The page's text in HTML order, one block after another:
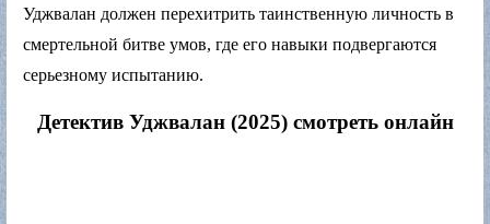
Уджвалан должен перехитрить таинственную личность в
смертельной битве умов, где его навыки подвергаются
серьезному испытанию.
Детектив Уджвалан (2025) смотреть онлайн